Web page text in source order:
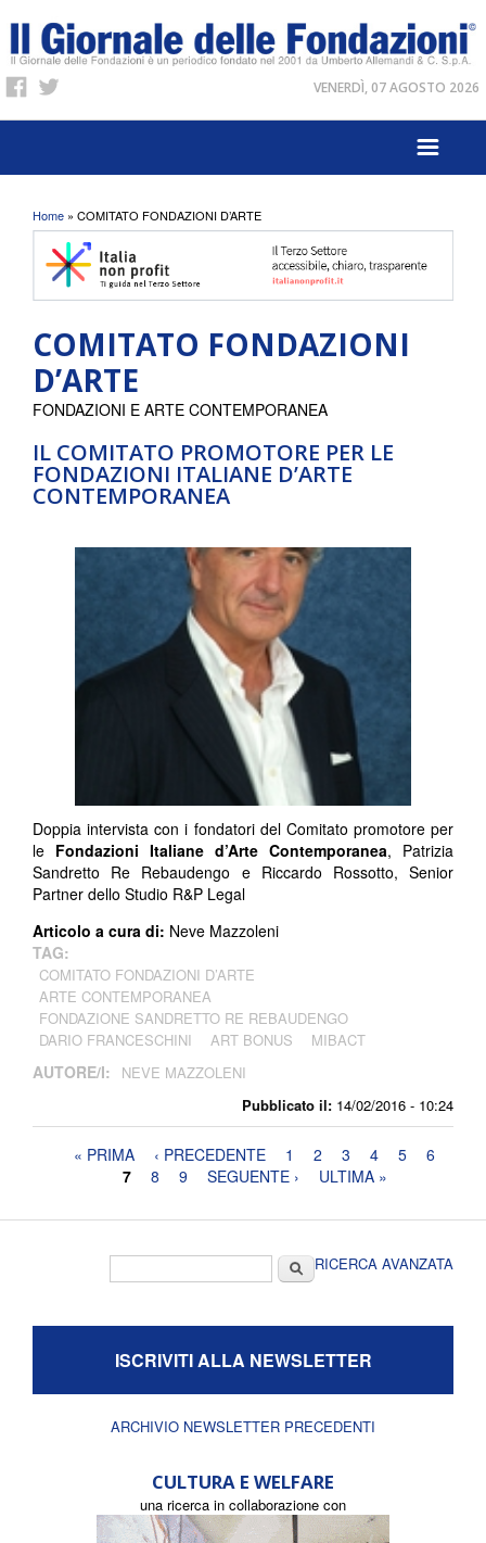
VENERDÌ, 07 AGOSTO 2026
Tu sei qui
Home » COMITATO FONDAZIONI D’ARTE
COMITATO FONDAZIONI
D’ARTE
IL COMITATO PROMOTORE PER LE
FONDAZIONI ITALIANE D’ARTE
CONTEMPORANEA
Pubblicato il: 14/02/2016 - 10:24
FONDAZIONI E ARTE CONTEMPORANEA
Doppia intervista con i fondatori del Comitato promotore per
le Fondazioni Italiane d’Arte Contemporanea, Patrizia
Sandretto Re Rebaudengo e Riccardo Rossotto, Senior
Partner dello Studio R&P Legal
Articolo a cura di: Neve Mazzoleni
TAG:
COMITATO FONDAZIONI D’ARTE
ARTE CONTEMPORANEA
FONDAZIONE SANDRETTO RE REBAUDENGO
DARIO FRANCESCHINI
ART BONUS MIBACT
AUTORE/I: NEVE MAZZOLENI
Pagine« PRIMA ‹ PRECEDENTE 1 2 3 4 5
6
7
8 9 SEGUENTE › ULTIMA »
CercaRICERCA AVANZATA
ISCRIVITI ALLA NEWSLETTER
ARCHIVIO NEWSLETTER PRECEDENTI
CULTURA E WELFARE
una ricerca in collaborazione con